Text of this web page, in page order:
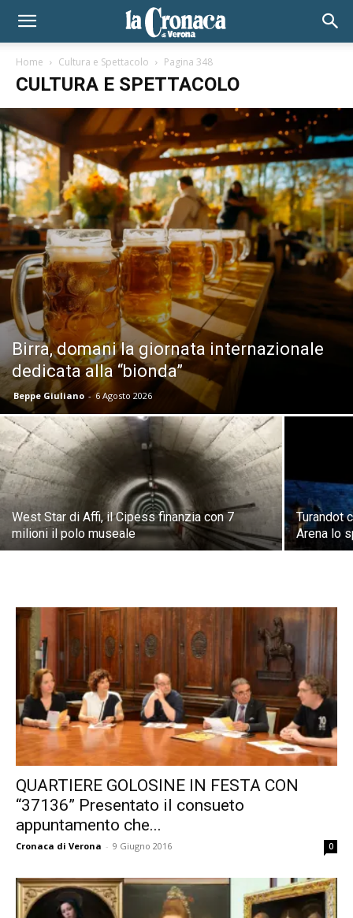
Home Cultura e Spettacolo Pagina 348
CULTURA E SPETTACOLO
Birra, domani la giornata internazionale
dedicata alla “bionda”
Beppe Giuliano - 6 Agosto 2026
West Star di Affi, il Cipess finanzia con 7
milioni il polo museale
Turandot
Arena lo
QUARTIERE GOLOSINE IN FESTA CON
“37136” Presentato il consueto
appuntamento che...
Cronaca di Verona - 9 Giugno 2016 0